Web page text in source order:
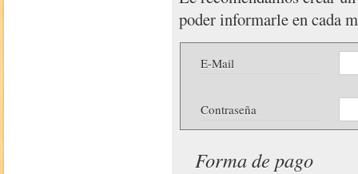
poder informarle en cada
E-Mail
Contraseña
Forma de pago